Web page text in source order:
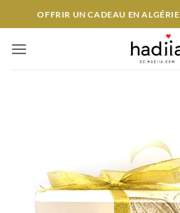
au
contenu
OFFRIR UN CADEAU EN ALGÉRIE